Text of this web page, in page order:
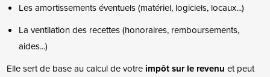
Les amortissements éventuels (matériel, logiciels, locaux...)
La ventilation des recettes (honoraires, remboursements,
aides...)
Elle sert de base au calcul de votreimpôt sur le revenu et peut